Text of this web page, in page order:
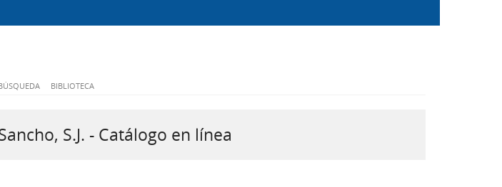
BIBLIOTECA
S.J. - Catálogo en línea